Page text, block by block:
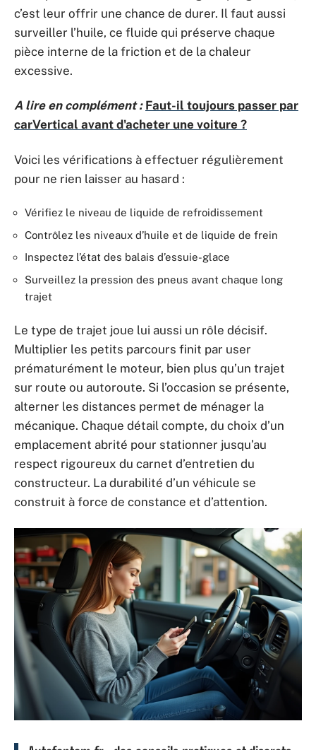
c’est leur offrir une chance de durer. Il faut aussi
surveiller l’huile, ce fluide qui préserve chaque
pièce interne de la friction et de la chaleur
excessive.
A lire en complément : Faut-il toujours passer par
carVertical avant d'acheter une voiture ?
Voici les vérifications à effectuer régulièrement
pour ne rien laisser au hasard :
Vérifiez le niveau de liquide de refroidissement
Contrôlez les niveaux d’huile et de liquide de frein
Inspectez l’état des balais d’essuie-glace
Surveillez la pression des pneus avant chaque long
trajet
Le type de trajet joue lui aussi un rôle décisif.
Multiplier les petits parcours finit par user
prématurément le moteur, bien plus qu’un trajet
sur route ou autoroute. Si l’occasion se présente,
alterner les distances permet de ménager la
mécanique. Chaque détail compte, du choix d’un
emplacement abrité pour stationner jusqu’au
respect rigoureux du carnet d’entretien du
constructeur. La durabilité d’un véhicule se
construit à force de constance et d’attention.